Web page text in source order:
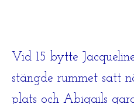
Vid 15 bytte
stängde rummet satt
plats och Abigails